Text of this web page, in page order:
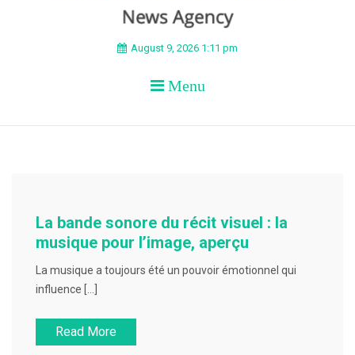
BEYOND APEX
August 9, 2026 1:11 pm
Menu
La bande sonore du récit visuel : la
musique pour l’image, aperçu
La musique a toujours été un pouvoir émotionnel qui
influence […]
Read More